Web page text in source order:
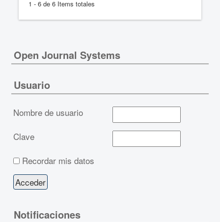
1 - 6 de 6 Items totales
Open Journal Systems
Usuario
Nombre de usuario
Clave
Recordar mis datos
Notificaciones